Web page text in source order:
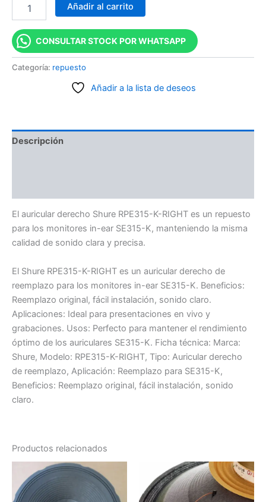
Añadir al carrito
CONSULTAR STOCK POR WHATSAPP
Categoría: repuesto
Añadir a la lista de deseos
Descripción
El auricular derecho Shure RPE315-K-RIGHT es un repuesto
para los monitores in-ear SE315-K, manteniendo la misma
calidad de sonido clara y precisa.
El Shure RPE315-K-RIGHT es un auricular derecho de
reemplazo para los monitores in-ear SE315-K. Beneficios:
Reemplazo original, fácil instalación, sonido claro.
Aplicaciones: Ideal para presentaciones en vivo y
grabaciones. Usos: Perfecto para mantener el rendimiento
óptimo de los auriculares SE315-K. Ficha técnica: Marca:
Shure, Modelo: RPE315-K-RIGHT, Tipo: Auricular derecho
de reemplazo, Aplicación: Reemplazo para SE315-K,
Beneficios: Reemplazo original, fácil instalación, sonido
claro.
Productos relacionados